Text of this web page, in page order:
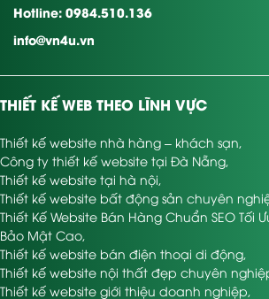
Hotline: 0984.510.136
info@vn4u.vn
THIẾT KẾ WEB THEO LĨNH VỰC
Thiết kế website nhà hàng – khách sạn,
Công ty thiết kế website tại Đà Nẵng,
Thiết kế website tại hà nội,
Thiết kế website bất động sản chuyên
Thiết Kế Website Bán Hàng Chuẩn SEO Tối
Bảo Mật Cao,
Thiết kế website bán điện thoại di động,
Thiết kế website nội thất đẹp chuyên
Thiết kế website giới thiệu doanh nghiệp,